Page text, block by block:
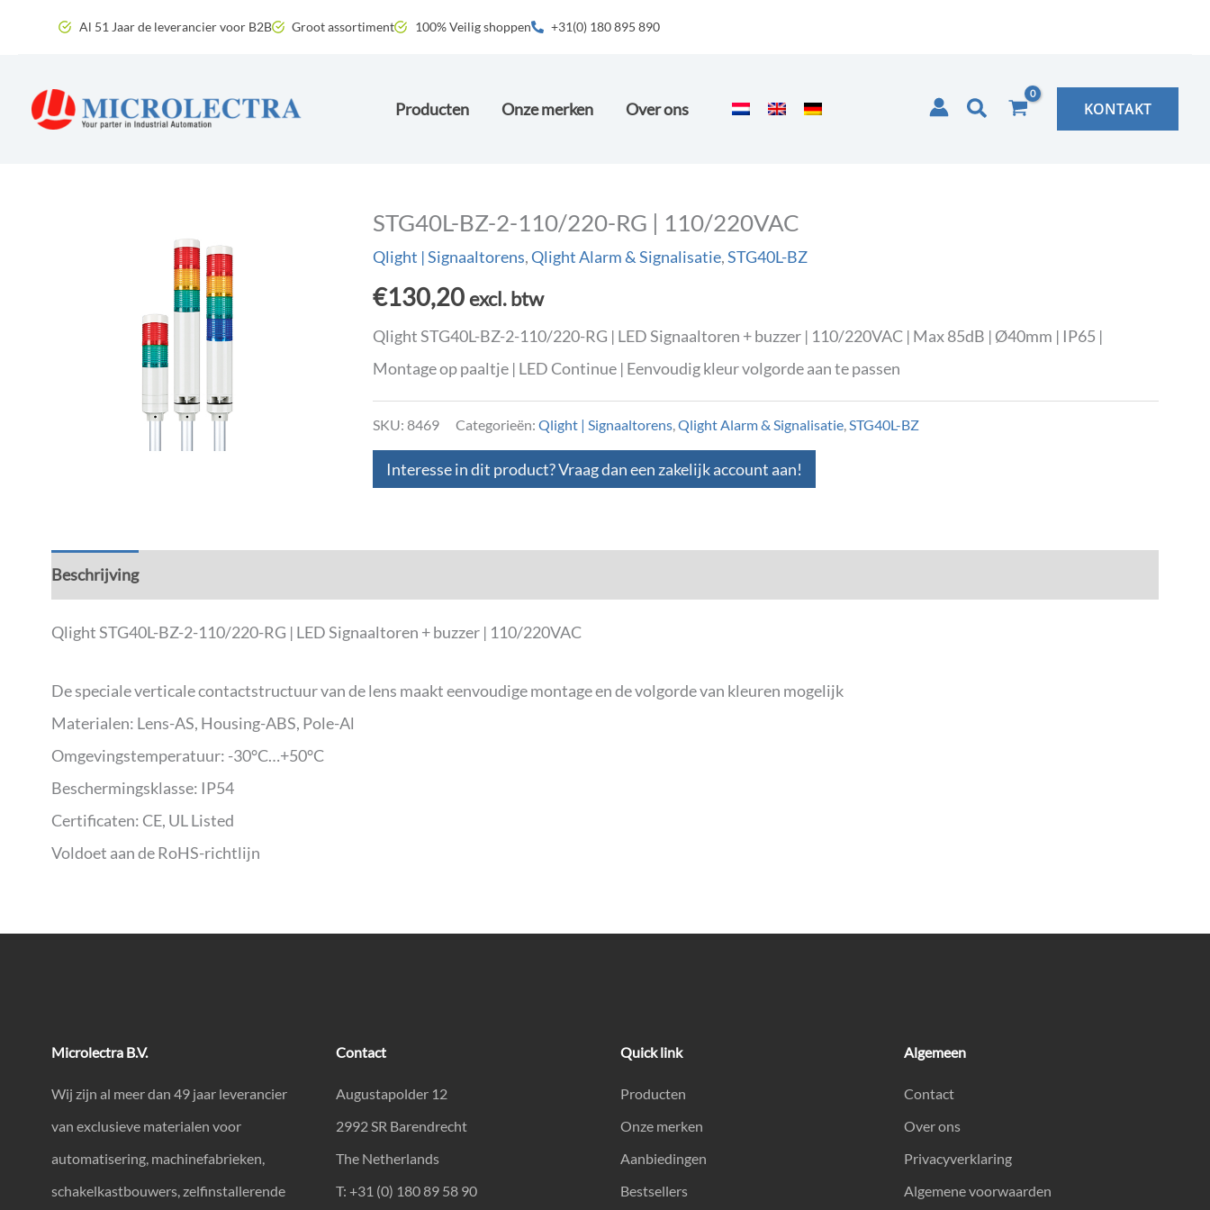
inhoud
Al 51 Jaar de leverancier voor B2B Groot assortiment 100% Veilig shoppen +31(0) 180 895 890
Producten Onze merken Over ons Zoeken KONTAKT
STG40L-BZ-2-110/220-RG | 110/220VAC
Qlight | Signaaltorens,Qlight Alarm & Signalisatie,STG40L-BZ
€130,20 excl. btw
Qlight STG40L-BZ-2-110/220-RG | LED Signaaltoren + buzzer | 110/220VAC | Max 85dB | Ø40mm | IP65 |
Montage op paaltje | LED Continue | Eenvoudig kleur volgorde aan te passen
SKU: 8469 Categorieën: Qlight | Signaaltorens,Qlight Alarm & Signalisatie,STG40L-BZ
Interesse in dit product? Vraag dan een zakelijk account aan!
Beschrijving
Qlight STG40L-BZ-2-110/220-RG | LED Signaaltoren + buzzer | 110/220VAC
De speciale verticale contactstructuur van de lens maakt eenvoudige montage en de volgorde van kleuren mogelijk
Materialen: Lens-AS, Housing-ABS, Pole-Al
Omgevingstemperatuur: -30°C…+50°C
Beschermingsklasse: IP54
Certificaten: CE, UL Listed
Voldoet aan de RoHS-richtlijn
Microlectra B.V.
Wij zijn al meer dan 49 jaar leverancier
van exclusieve materialen voor
automatisering, machinefabrieken,
schakelkastbouwers, zelfinstallerende
Contact
Augustapolder 12
2992 SR Barendrecht
The Netherlands
T: +31 (0) 180 89 58 90
Quick link
Producten
Onze merken
Aanbiedingen
Bestsellers
Algemeen
Contact
Over ons
Privacyverklaring
Algemene voorwaarden